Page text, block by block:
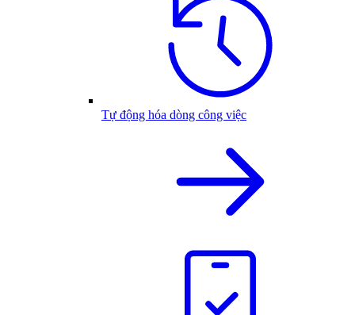
Tự động hóa dòng công việc